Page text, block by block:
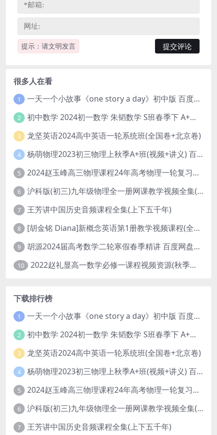
提示：请文明发言
很多人在看
1 一天一个小故事《one story a day》初中版 百度网盘分享下载
2 初中数学 2024初一数学 朱韬数学 S班春季下 A+班春季下 百度云网盘
3 龙坚英语2024高中英语一轮系统班(全国卷+北京卷)
4 杨萌物理2023初三物理上秋季A+班(视频+讲义) 百度网盘分享
5 2024赵玉峰高三物理课程24年高考物理一轮复习网课教程
6 沪科版(初三)九年级物理全一册网课教学视频全集(录播版 杜春雨 66讲)
7 王芳讲中国历史音频课程全集(上下五千年)
8 [胡金铭 Diana]新概念英语第1册教学视频课程(全集 百度网盘下载)
9 胡源2024届高考数学二轮寒假春季精讲 百度网盘分享
10 2022赵礼显高一数学必修一课程视频资源(秋季班 含讲义)百度网盘云
下载排行榜
1 一天一个小故事《one story a day》初中版 百度网盘分享下载
2 初中数学 2024初一数学 朱韬数学 S班春季下 A+班春季下 百度云网盘
3 龙坚英语2024高中英语一轮系统班(全国卷+北京卷)
4 杨萌物理2023初三物理上秋季A+班(视频+讲义) 百度网盘分享
5 2024赵玉峰高三物理课程24年高考物理一轮复习网课教程
6 沪科版(初三)九年级物理全一册网课教学视频全集(录播版 杜春雨 66讲)
7 王芳讲中国历史音频课程全集(上下五千年)